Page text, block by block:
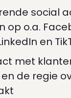
social
op o.a.
en
met
de regie